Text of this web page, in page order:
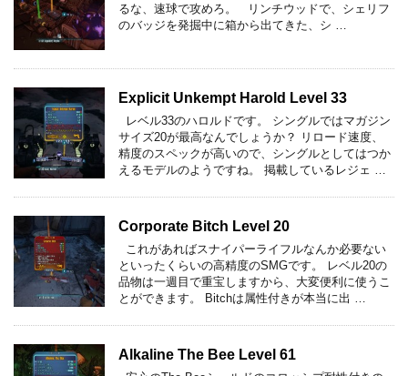
るな、速球で攻めろ。 リンチウッドで、シェリフ
のバッジを発掘中に箱から出てきた、シ …
Explicit Unkempt Harold Level 33
レベル33のハロルドです。 シングルではマガジン
サイズ20が最高なんでしょうか？ リロード速度、
精度のスペックが高いので、シングルとしてはつか
えるモデルのようですね。 掲載しているレジェ …
Corporate Bitch Level 20
これがあればスナイパーライフルなんか必要ない
といったくらいの高精度のSMGです。 レベル20の
品物は一週目で重宝しますから、大変便利に使うこ
とができます。 Bitchは属性付きが本当に出 …
Alkaline The Bee Level 61